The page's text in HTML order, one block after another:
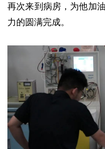
再次来到病房，为他加
力的圆满完成。